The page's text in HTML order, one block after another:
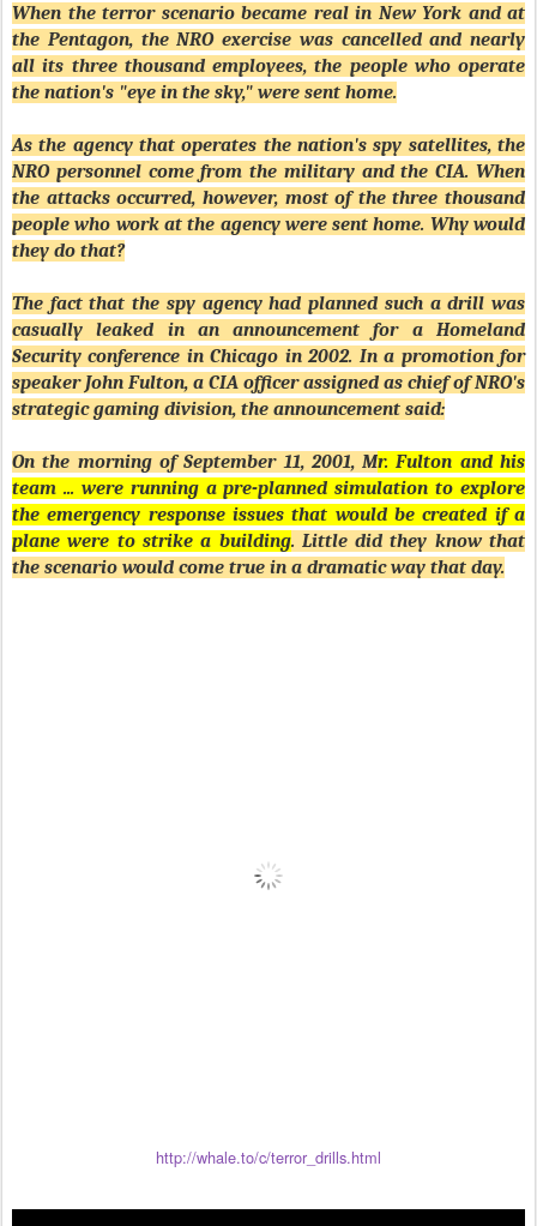
When the terror scenario became real in New York and at
the Pentagon, the NRO exercise was cancelled and nearly
all its three thousand employees, the people who operate
the nation's "eye in the sky," were sent home.
As the agency that operates the nation's spy satellites, the
NRO personnel come from the military and the CIA. When
the attacks occurred, however, most of the three thousand
people who work at the agency were sent home. Why would
they do that?
The fact that the spy agency had planned such a drill was
casually leaked in an announcement for a Homeland
Security conference in Chicago in 2002. In a promotion for
speaker John Fulton, a CIA officer assigned as chief of NRO's
strategic gaming division, the announcement said:
On the morning of September 11, 2001, Mr. Fulton and his
team ... were running a pre-planned simulation to explore
the emergency response issues that would be created if a
plane were to strike a building. Little did they know that
the scenario would come true in a dramatic way that day.
http://whale.to/c/terror_drills.html